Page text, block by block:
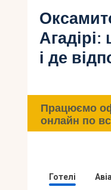
Гарячі тури
Типи Турів
Країни
Інфо
Блог
і де
Працюємо
онлайн по